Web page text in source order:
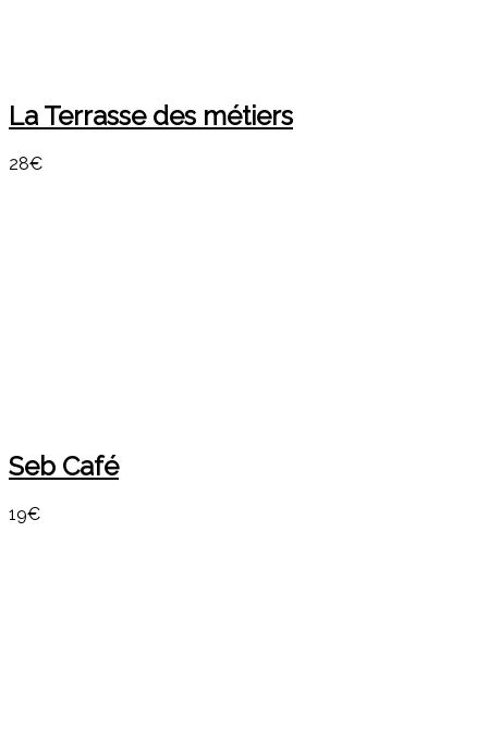
La Terrasse des métiers
28€
Seb Café
19€